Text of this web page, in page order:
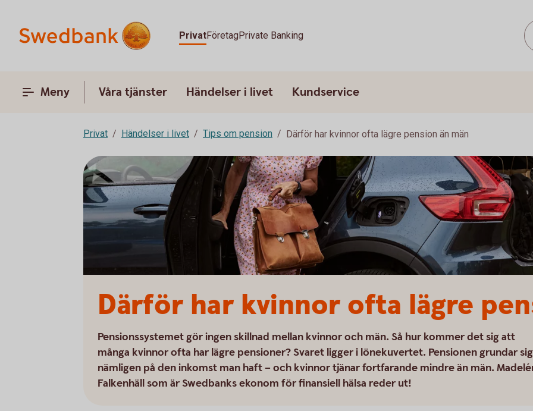
PrivatFöretagPrivate Banking
Meny Våra tjänster Händelser i livet Kundservice
Privat Händelser i livet Tips om pension Därför har kvinnor ofta lägre pension än män
Därför har kvinnor ofta lägre
Pensionssystemet gör ingen skillnad mellan kvinnor och män. Så hur kommer det sig att
många kvinnor ofta har lägre pensioner? Svaret ligger i lönekuvertet. Pensionen grundar sig
nämligen på den inkomst man haft – och kvinnor tjänar fortfarande mindre än män.
Falkenhäll som är Swedbanks ekonom för finansiell hälsa reder ut!